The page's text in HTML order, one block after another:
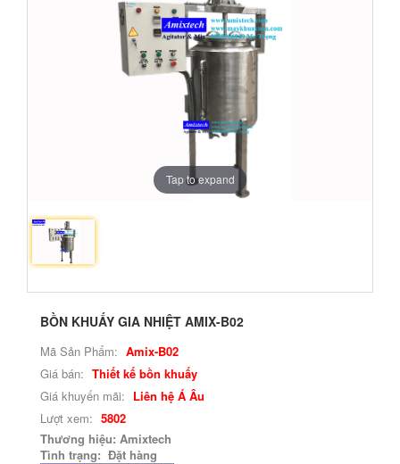
Tap to expand
BỒN KHUẤY GIA NHIỆT AMIX-B02
Mã Sản Phẩm: Amix-B02
Giá bán: Thiết kế bồn khuấy
Giá khuyến mãi: Liên hệ Á Âu
Lượt xem: 5802
Thương hiệu: Amixtech
Tình trạng: Đặt hàng